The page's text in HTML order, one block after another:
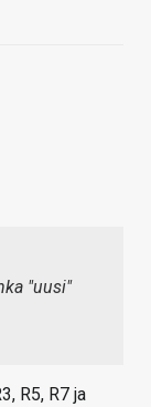
"uusi"
R5, R7 ja